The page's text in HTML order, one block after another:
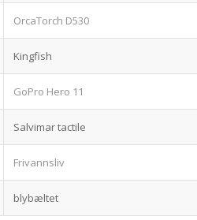
OrcaTorch D530
Kingfish
GoPro Hero 11
Salvimar tactile
Frivannsliv
blybæltet